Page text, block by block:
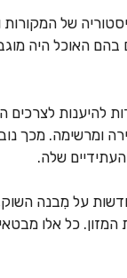
של
האוכל היה
להיענות לצרכים
ומרשימה. מכך
שלה.
על מִבנה
כל אלו